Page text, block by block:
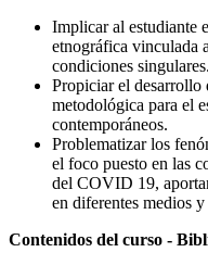
Implicar al estudiante
etnográfica vinculada
condiciones singulares.
Propiciar el desarrollo
metodológica para el
contemporáneos.
Problematizar los
el foco puesto en las
del COVID 19,
en diferentes medios y
Contenidos del curso -